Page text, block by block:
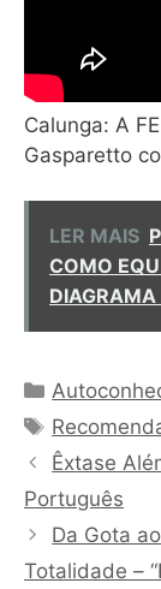
Calunga: A
Gasparetto
LER MAIS
COMO
DIAGRAMA
Categorias
Tags
Êxtase
Português
Da Gota
Totalidade –